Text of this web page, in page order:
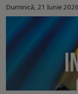
Duminică, 21 Iunie